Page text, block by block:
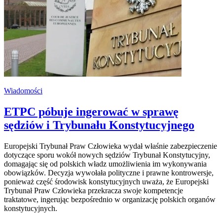
Wiadomości
ETPC póbuje ingerować w sprawę
sędziów i Trybunału Konstytucyjnego
Europejski Trybunał Praw Człowieka wydał właśnie zabezpieczenie
dotyczące sporu wokół nowych sędziów Trybunał Konstytucyjny,
domagając się od polskich władz umożliwienia im wykonywania
obowiązków. Decyzja wywołała polityczne i prawne kontrowersje,
ponieważ część środowisk konstytucyjnych uważa, że Europejski
Trybunał Praw Człowieka przekracza swoje kompetencje
traktatowe, ingerując bezpośrednio w organizację polskich organów
konstytucyjnych.